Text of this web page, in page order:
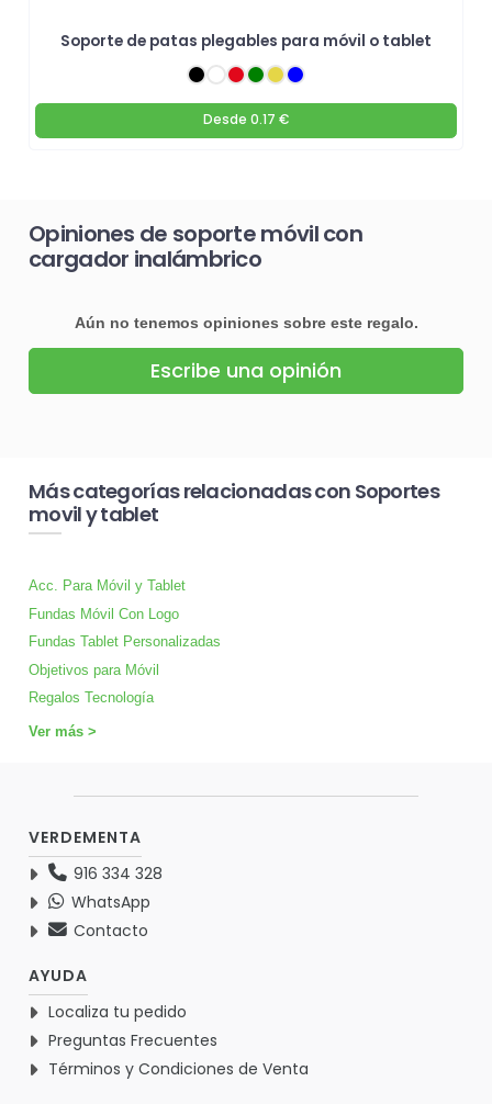
Soporte de patas plegables para móvil o tablet
Desde 0.17 €
Opiniones de soporte móvil con
cargador inalámbrico
Aún no tenemos opiniones sobre este regalo.
Escribe una opinión
Más categorías relacionadas con Soportes
movil y tablet
Acc. Para Móvil y Tablet
Fundas Móvil Con Logo
Fundas Tablet Personalizadas
Objetivos para Móvil
Regalos Tecnología
Ver más >
VERDEMENTA
916 334 328
WhatsApp
Contacto
AYUDA
Localiza tu pedido
Preguntas Frecuentes
Términos y Condiciones de Venta